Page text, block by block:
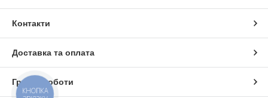
Контакти
Доставка та оплата
Графік роботи
КНОПКА